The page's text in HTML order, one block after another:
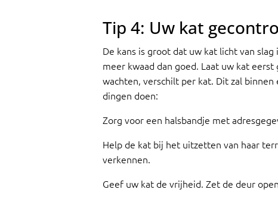
Tip 4: Uw kat
De kans is groot dat uw kat licht van
meer kwaad dan goed. Laat uw kat
wachten, verschilt per kat. Dit zal
dingen doen:
Zorg voor een halsbandje met
Help de kat bij het uitzetten van haar
verkennen.
Geef uw kat de vrijheid. Zet de deur